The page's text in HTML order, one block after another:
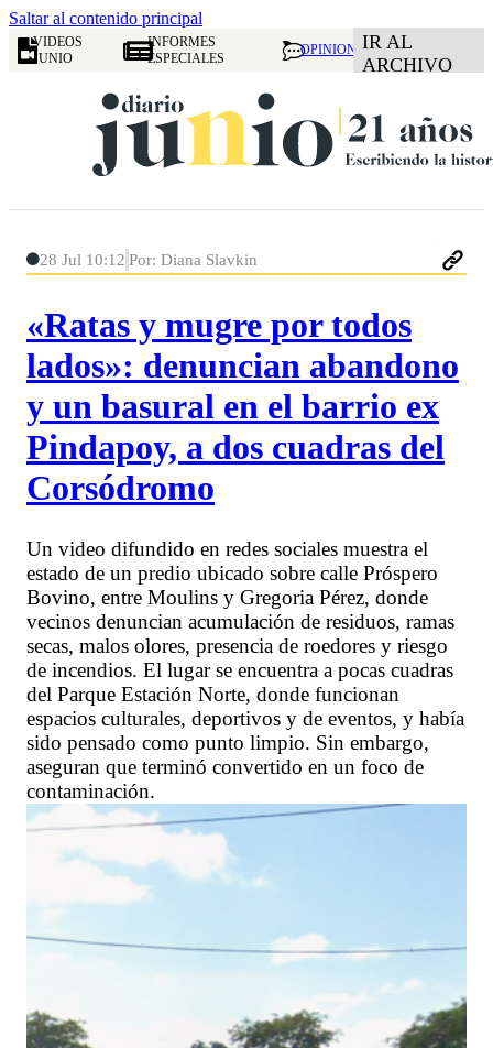
Saltar al contenido principal
VIDEOS
JUNIO
INFORMES
ESPECIALES
OPINION IR AL
ARCHIVO
28 Jul 10:12 Por: Diana Slavkin
«Ratas y mugre por todos
lados»: denuncian abandono
y un basural en el barrio ex
Pindapoy, a dos cuadras del
Corsódromo
Un video difundido en redes sociales muestra el
estado de un predio ubicado sobre calle Próspero
Bovino, entre Moulins y Gregoria Pérez, donde
vecinos denuncian acumulación de residuos, ramas
secas, malos olores, presencia de roedores y riesgo
de incendios. El lugar se encuentra a pocas cuadras
del Parque Estación Norte, donde funcionan
espacios culturales, deportivos y de eventos, y había
sido pensado como punto limpio. Sin embargo,
aseguran que terminó convertido en un foco de
contaminación.